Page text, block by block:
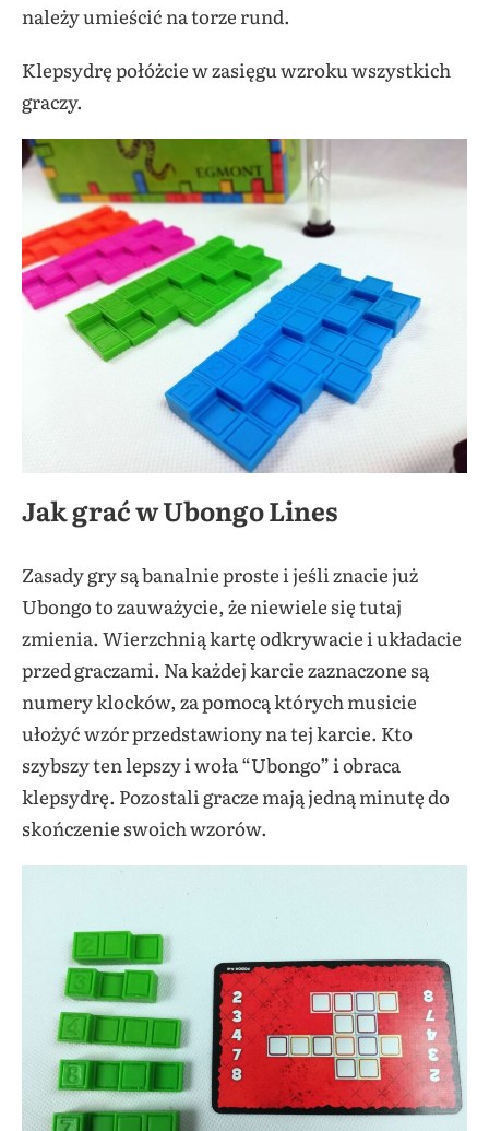
należy umieścić na torze rund.
Klepsydrę połóżcie w zasięgu wzroku wszystkich
graczy.
Jak grać w Ubongo Lines
Zasady gry są banalnie proste i jeśli znacie już
Ubongo to zauważycie, że niewiele się tutaj
zmienia. Wierzchnią kartę odkrywacie i układacie
przed graczami. Na każdej karcie zaznaczone są
numery klocków, za pomocą których musicie
ułożyć wzór przedstawiony na tej karcie. Kto
szybszy ten lepszy i woła “Ubongo” i obraca
klepsydrę. Pozostali gracze mają jedną minutę do
skończenie swoich wzorów.